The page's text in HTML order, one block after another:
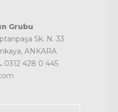
Grubu
Sk. N. 33
ANKARA
0312 428 0 445